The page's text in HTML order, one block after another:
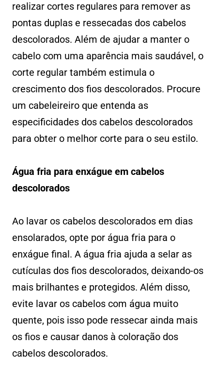
realizar cortes regulares para remover as
pontas duplas e ressecadas dos cabelos
descolorados. Além de ajudar a manter o
cabelo com uma aparência mais saudável, o
corte regular também estimula o
crescimento dos fios descolorados. Procure
um cabeleireiro que entenda as
especificidades dos cabelos descolorados
para obter o melhor corte para o seu estilo.
Água fria para enxágue em cabelos
descolorados
Ao lavar os cabelos descolorados em dias
ensolarados, opte por água fria para o
enxágue final. A água fria ajuda a selar as
cutículas dos fios descolorados, deixando-os
mais brilhantes e protegidos. Além disso,
evite lavar os cabelos com água muito
quente, pois isso pode ressecar ainda mais
os fios e causar danos à coloração dos
cabelos descolorados.